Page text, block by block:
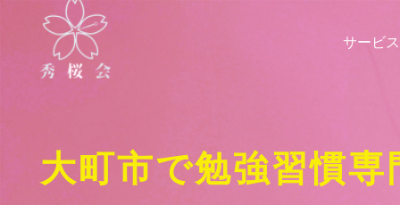
サービス
大町市で勉強習慣専